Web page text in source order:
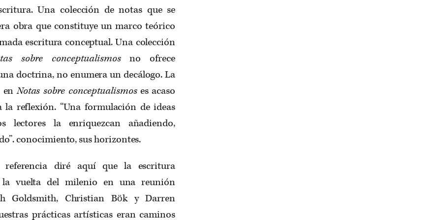
Una colección de notas que se
obra que constituye un marco teórico
escritura conceptual. Una colección
sobre conceptualismosno ofrece
doctrina, no enumera un decálogo. La
enNotas sobre conceptualismoses acaso
reflexión. “Una formulación de ideas
la enriquezcan añadiendo,
conocimiento, sus horizontes.
diré aquí que la escritura
la vuelta del milenio en una reunión
Goldsmith, Christian Bök y Darren
prácticas artísticas eran caminos